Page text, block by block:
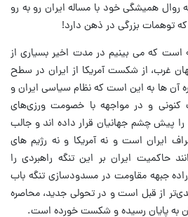
روال همیشگی خود با مساله ایران رو به رو
توهمات بزرگی در ذهن دارد!
است که می بینیم در مدت اخیر بسیاری از
غرب، از شکست آمریکا از ایران در سطح
آن ها به این است که نظام سیاسی ایران و
و در مواجهه با خصومت ورزی‌های
پیش چشم جهانیان قرار داده اند و جالب
ایران است و نه آمریکا و نه رژیم های
حاکمیت ایران بر این تنگه راهبردی را
جبهه مقاومت در مسدودسازی تنگه باب
از قبل است و در تحولی جدید، محاصره
به پایان رسیده و شکست خورده است.